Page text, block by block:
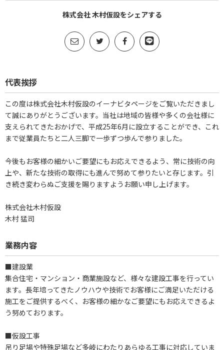
株式会社 木村仮設をシェアする
代表挨拶
この度は株式会社木村仮設のイーナビタページをご覧いただきまし
て誠にありがとうございます。当社は地域の皆様や多くの会社様に
支えられてきたおかげで、平成25年6月に設立することができ、これ
まで従業員たちと二人三脚で一歩ずつ歩んで参りました。
今後もお客様の細かいご要望にもお応えできるよう、常に技術の向
上や、新たな技術の取得にも進んで努めて参りたいと存じます。引
き続き変わらぬご支援を賜りますようお願い申し上げます。
株式会社木村仮設
木村 猛司
業務内容
■建設業
集合住宅・マンション・商業施設など、様々な建設工事を行ってい
ます。長年培ってきたノウハウや技術でお客様にご満足いただける
施工をご提供するべく、お客様の細かなご要望にもお応えできるよ
う努めております。
■仮設工事
吊り足場や特殊足場など多岐にわたりあらゆる工事に対応していま